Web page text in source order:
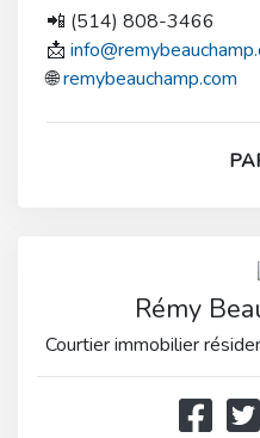
📲 (514) 808-3466
📩
🌐remybeauchamp.com
Rémy
Courtier immobilier